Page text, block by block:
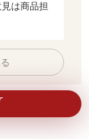
は商品担